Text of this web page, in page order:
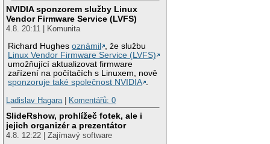
NVIDIA sponzorem služby Linux
Vendor Firmware Service (LVFS)
4.8. 20:11 | Komunita
Richard Hughesoznámil
, že službu
Linux Vendor Firmware Service (LVFS)
umožňující aktualizovat firmware
zařízení na počítačích s Linuxem, nově
sponzoruje také společnost NVIDIA .
Ladislav Hagara | Komentářů: 0
SlideRshow, prohlížeč fotek, ale i
jejich organizér a prezentátor
4.8. 12:22 | Zajímavý software